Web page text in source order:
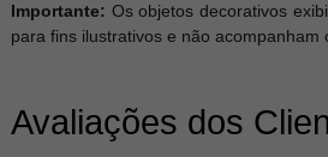
Importante: Os objetos decorativos
para fins ilustrativos e não acompanham
Avaliações dos